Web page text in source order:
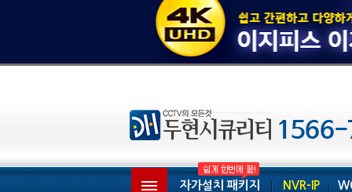
자가설치 패키지 NVR-IP